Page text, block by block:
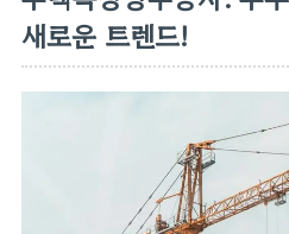
새로운 트렌드!